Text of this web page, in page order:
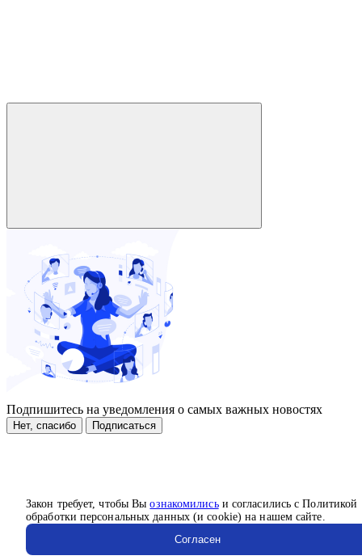
Закон требует, чтобы Выознакомилисьи согласились с Политикой
обработки персональных данных (и cookie) на нашем сайте.
Согласен
Подпишитесь на уведомления о самых важных новостях
Нет, спасибо Подписаться